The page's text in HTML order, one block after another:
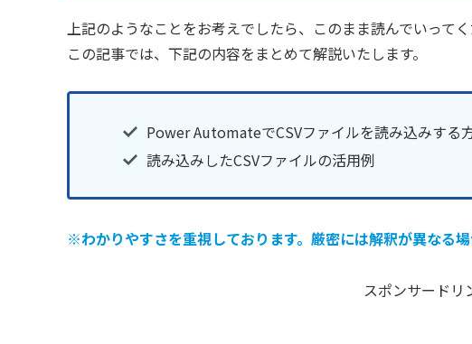
上記のようなことをお考えでしたら、このまま読んでいってく
この記事では、下記の内容をまとめて解説いたします。
Power AutomateでCSVファイルを読み込みする
読み込みしたCSVファイルの活用例
※わかりやすさを重視しております。厳密には解釈が異なる
スポンサードリ